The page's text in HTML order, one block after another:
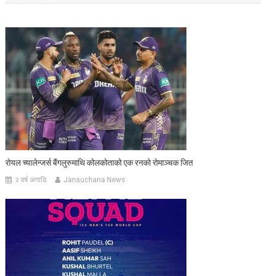
रोयल च्यालेन्जर्स बैंगलुरुमाथि कोलकोताको एक रनको रोमाञ्चक जित
२ वर्ष अगाडि Jansuchana News